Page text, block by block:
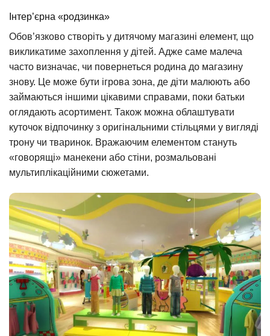
Інтер’єрна «родзинка»
Обов’язково створіть у дитячому магазині елемент, що
викликатиме захоплення у дітей. Адже саме малеча
часто визначає, чи повернеться родина до магазину
знову. Це може бути ігрова зона, де діти малюють або
займаються іншими цікавими справами, поки батьки
оглядають асортимент. Також можна облаштувати
куточок відпочинку з оригінальними стільцями у вигляді
трону чи тваринок. Вражаючим елементом стануть
«говорящі» манекени або стіни, розмальовані
мультиплікаційними сюжетами.